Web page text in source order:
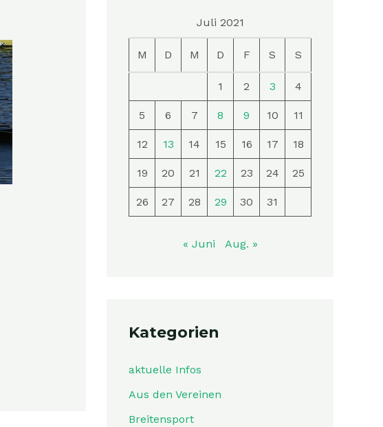
Juli 2021
M D M D F S S
1 2 3 4
5 6 7 8 9 10 11
12 13 14 15 16 17 18
19 20 21 22 23 24 25
26 27 28 29 30 31
« Juni Aug. »
Kategorien
aktuelle Infos
Aus den Vereinen
Breitensport